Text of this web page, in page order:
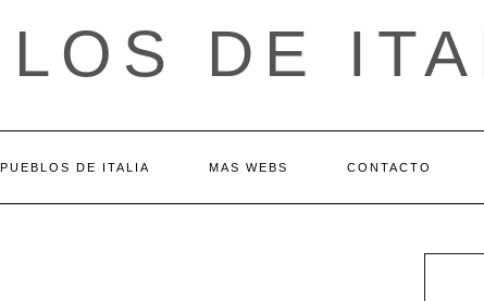
DE
PUEBLOS DE ITALIA MAS WEBS CONTACTO